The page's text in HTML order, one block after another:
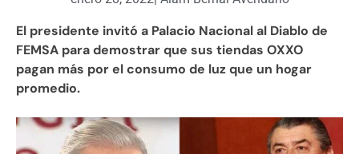
El presidente invitó a Palacio Nacional al Diablo de
FEMSA para demostrar que sus tiendas OXXO
pagan más por el consumo de luz que un hogar
promedio.